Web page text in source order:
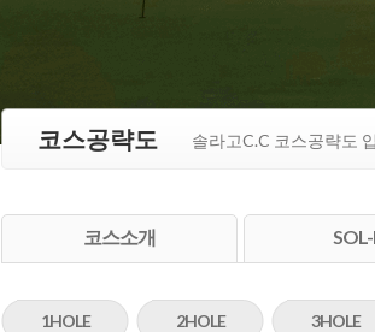
코스공략도 솔라고C.C 코스공략도
코스소개
1HOLE 2HOLE 3HOLE